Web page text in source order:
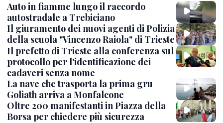
Auto in fiamme lungo il raccordo
autostradale a Trebiciano
Il giuramento dei nuovi agenti di Polizia
della scuola "Vincenzo Raiola" di Trieste
Il prefetto di Trieste alla conferenza sul
protocollo per l'identificazione dei
cadaveri senza nome
La nave che trasporta la prima gru
Goliath arriva a Monfalcone
Oltre 200 manifestanti in Piazza della
Borsa per chiedere più sicurezza